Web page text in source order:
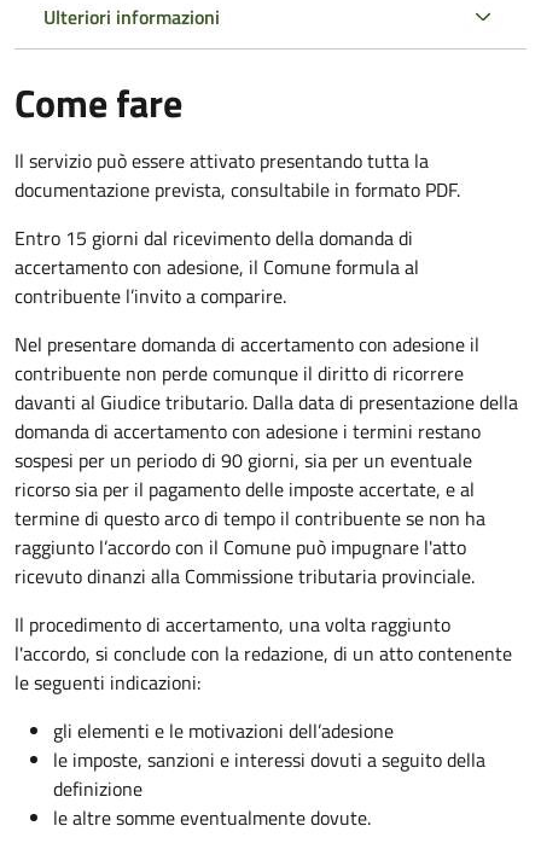
Ulteriori informazioni
Come fare
Il servizio può essere attivato presentando tutta la
documentazione prevista, consultabile in formato PDF.
Entro 15 giorni dal ricevimento della domanda di
accertamento con adesione, il Comune formula al
contribuente l’invito a comparire.
Nel presentare domanda di accertamento con adesione il
contribuente non perde comunque il diritto di ricorrere
davanti al Giudice tributario. Dalla data di presentazione della
domanda di accertamento con adesione i termini restano
sospesi per un periodo di 90 giorni, sia per un eventuale
ricorso sia per il pagamento delle imposte accertate, e al
termine di questo arco di tempo il contribuente se non ha
raggiunto l’accordo con il Comune può impugnare l'atto
ricevuto dinanzi alla Commissione tributaria provinciale.
Il procedimento di accertamento, una volta raggiunto
l'accordo, si conclude con la redazione, di un atto contenente
le seguenti indicazioni:
gli elementi e le motivazioni dell’adesione
le imposte, sanzioni e interessi dovuti a seguito della
definizione
le altre somme eventualmente dovute.